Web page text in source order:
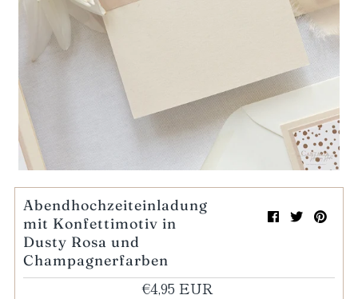
Abendhochzeiteinladung
mit Konfettimotiv in
Dusty Rosa und
Champagnerfarben
€4,95 EUR